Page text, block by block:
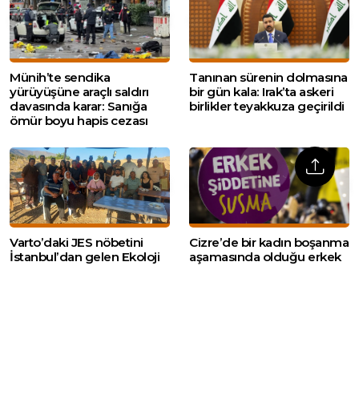
Münih’te sendika
yürüyüşüne araçlı saldırı
davasında karar: Sanığa
ömür boyu hapis cezası
Tanınan sürenin dolmasına
bir gün kala: Irak’ta askeri
birlikler teyakkuza geçirildi
Varto’daki JES nöbetini
İstanbul’dan gelen Ekoloji
Cizre’de bir kadın boşanma
aşamasında olduğu erkek